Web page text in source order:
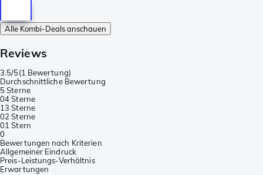
Alle Kombi-Deals anschauen
Reviews
3.5/5(1 Bewertung)
Durchschnittliche Bewertung
5 Sterne
04 Sterne
13 Sterne
02 Sterne
01 Stern
0
Bewertungen nach Kriterien
Allgemeiner Eindruck
Preis-Leistungs-Verhältnis
Erwartungen